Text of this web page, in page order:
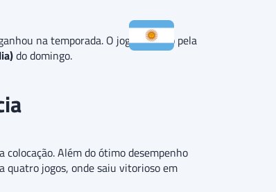
na temporada. O jogo é válido pela
do domingo.
Além do ótimo desempenho
quatro jogos, onde saiu vitorioso em